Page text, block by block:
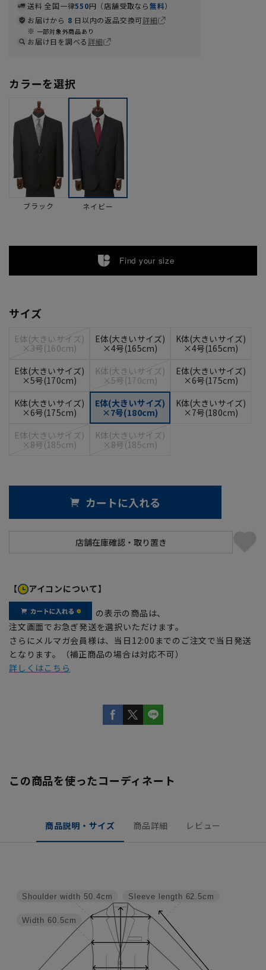
送料 全国一律550円（店舗受取なら無料）
お届けから 8 日以内の返品交換可詳細
一部対象外商品あり
お届け日を調べる詳細
カラーを選択
ブラック ネイビー
Find your size
サイズ
E体(大きいサイズ)
×3号(160cm)
E体(大きいサイズ)
×4号(165cm)
K体(大きいサイズ)
×4号(165cm)
E体(大きいサイズ)
×5号(170cm)
K体(大きいサイズ)
×5号(170cm)
E体(大きいサイズ)
×6号(175cm)
K体(大きいサイズ)
×6号(175cm)
E体(大きいサイズ)
×7号(180cm)
K体(大きいサイズ)
×7号(180cm)
E体(大きいサイズ)
×8号(185cm)
K体(大きいサイズ)
×8号(185cm)
カートに入れる
【 アイコンについて】
の表示の商品は、
注文画面でお急ぎ発送を選択いただけます。
さらにメルマガ会員様は、当日12:00までのご注文で当日発送
となります。（補正商品の場合は対応不可）
詳しくはこちら
この商品を使ったコーディネート
商品説明・サイズ 商品詳細 レビュー
Sleeve length 62.5cm
Width 60.5cm
Shoulder width 50.4cm